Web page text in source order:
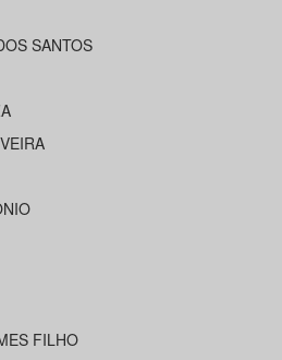
SANTOS
FILHO